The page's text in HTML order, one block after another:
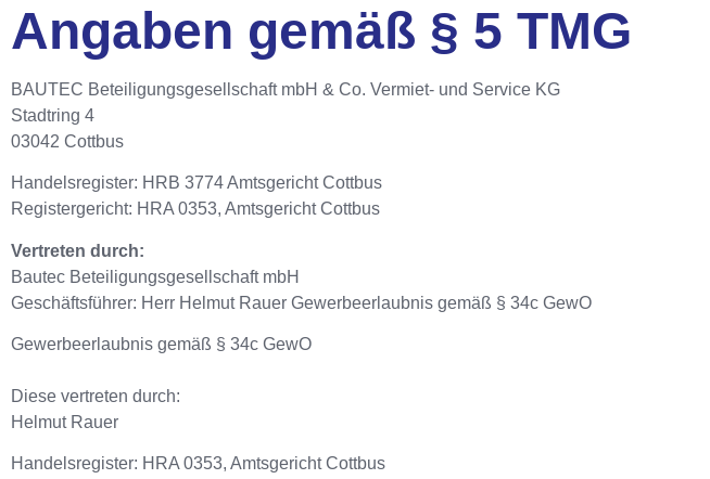
Angaben gemäß § 5 TMG
BAUTEC Beteiligungsgesellschaft mbH & Co. Vermiet- und Service KG
Stadtring 4
03042 Cottbus
Handelsregister: HRB 3774 Amtsgericht Cottbus
Registergericht: HRA 0353, Amtsgericht Cottbus
Vertreten durch:
Bautec Beteiligungsgesellschaft mbH
Geschäftsführer: Herr Helmut Rauer Gewerbeerlaubnis gemäß § 34c GewO
Gewerbeerlaubnis gemäß § 34c GewO
Diese vertreten durch:
Helmut Rauer
Handelsregister: HRA 0353, Amtsgericht Cottbus